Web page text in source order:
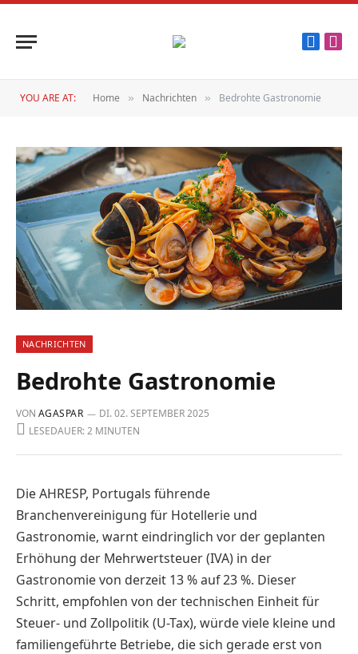
YOU ARE AT: Home » Nachrichten » Bedrohte Gastronomie
NACHRICHTEN
Bedrohte Gastronomie
VON AGASPAR
DI. 02. SEPTEMBER 2025
LESEDAUER: 2 MINUTEN
Die AHRESP, Portugals führende
Branchenvereinigung für Hotellerie und
Gastronomie, warnt eindringlich vor der geplanten
Erhö­hung der Mehrwertsteuer (IVA) in der
Gastronomie von derzeit 13 % auf 23 %. Die­ser
Schritt, empfohlen von der technischen Einheit für
Steuer- und Zollpolitik (U-Tax), würde viele kleine und
familiengeführte Betriebe, die sich gerade erst von